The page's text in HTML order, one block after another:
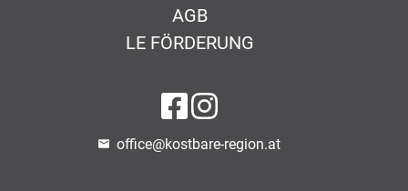
AGB
LE FÖRDERUNG
auf Facebook
auf Instagram
office@kostbare-region.at